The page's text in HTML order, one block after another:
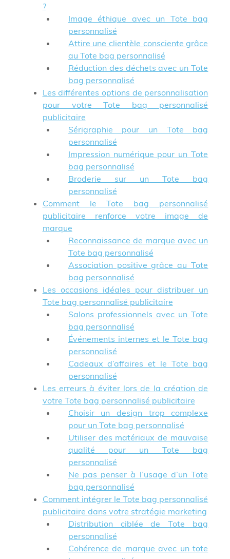
?
Image éthique avec un Tote bag
personnalisé
Attire une clientèle consciente grâce
au Tote bag personnalisé
Réduction des déchets avec un Tote
bag personnalisé
Les différentes options de personnalisation
pour votre Tote bag personnalisé
publicitaire
Sérigraphie pour un Tote bag
personnalisé
Impression numérique pour un Tote
bag personnalisé
Broderie sur un Tote bag
personnalisé
Comment le Tote bag personnalisé
publicitaire renforce votre image de
marque
Reconnaissance de marque avec un
Tote bag personnalisé
Association positive grâce au Tote
bag personnalisé
Les occasions idéales pour distribuer un
Tote bag personnalisé publicitaire
Salons professionnels avec un Tote
bag personnalisé
Événements internes et le Tote bag
personnalisé
Cadeaux d’affaires et le Tote bag
personnalisé
Les erreurs à éviter lors de la création de
votre Tote bag personnalisé publicitaire
Choisir un design trop complexe
pour un Tote bag personnalisé
Utiliser des matériaux de mauvaise
qualité pour un Tote bag
personnalisé
Ne pas penser à l’usage d’un Tote
bag personnalisé
Comment intégrer le Tote bag personnalisé
publicitaire dans votre stratégie marketing
Distribution ciblée de Tote bag
personnalisé
Cohérence de marque avec un tote